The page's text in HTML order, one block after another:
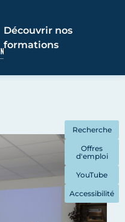
Découvrir nos
formations
Recherche
Offres
d'emploi
YouTube
Accessibilité